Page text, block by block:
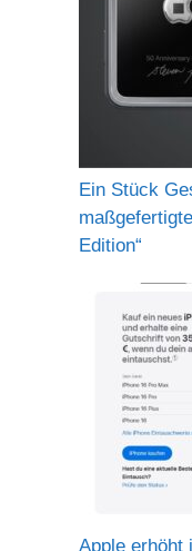
Ein Stück
Edition“
Apple erhöht